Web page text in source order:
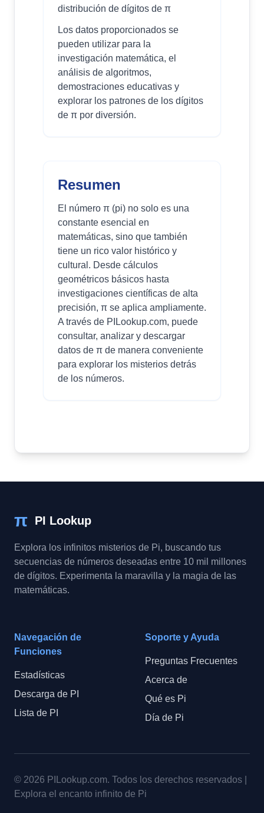
distribución de dígitos de π
Los datos proporcionados se
pueden utilizar para la
investigación matemática, el
análisis de algoritmos,
demostraciones educativas y
explorar los patrones de los dígitos
de π por diversión.
Resumen
El número π (pi) no solo es una
constante esencial en
matemáticas, sino que también
tiene un rico valor histórico y
cultural. Desde cálculos
geométricos básicos hasta
investigaciones científicas de alta
precisión, π se aplica ampliamente.
A través de PILookup.com, puede
consultar, analizar y descargar
datos de π de manera conveniente
para explorar los misterios detrás
de los números.
π PI Lookup
Explora los infinitos misterios de Pi, buscando tus
secuencias de números deseadas entre 10 mil millones
de dígitos. Experimenta la maravilla y la magia de las
matemáticas.
Navegación de
Funciones
Estadísticas
Descarga de PI
Lista de PI
Soporte y Ayuda
Preguntas Frecuentes
Acerca de
Qué es Pi
Día de Pi
© 2026 PILookup.com. Todos los derechos reservados
Explora el encanto infinito de Pi